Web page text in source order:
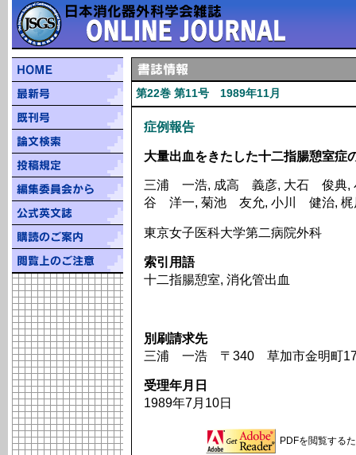
第22巻 第11号 1989年11月
症例報告
大量出血をきたした十二指腸憩室症
三浦 一浩, 成高 義彦, 大石 俊典
谷 洋一, 菊池 友允, 小川 健治,
東京女子医科大学第二病院外科
索引用語
十二指腸憩室, 消化管出血
別刷請求先
三浦 一浩 〒340 草加市金明町
受理年月日
1989年7月10日
PDFを閲覧する